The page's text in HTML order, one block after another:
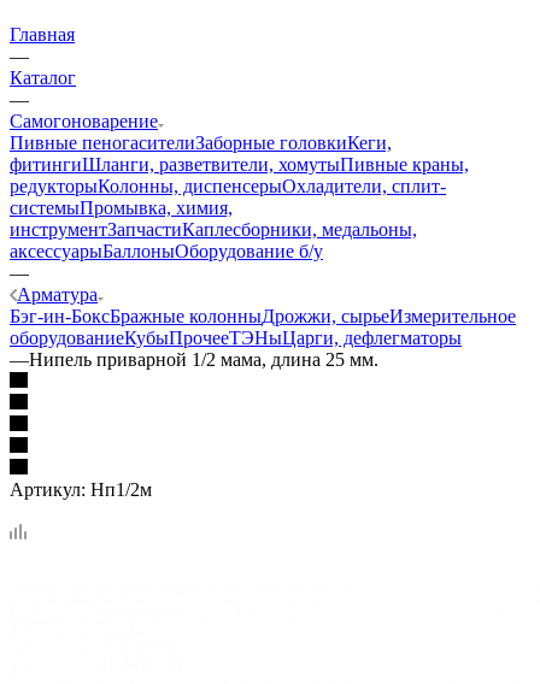
Главная
—
Каталог
—
Самогоноварение
Пивные пеногасителиЗаборные головкиКеги,
фитингиШланги, разветвители, хомутыПивные краны,
редукторыКолонны, диспенсерыОхладители, сплит-
системыПромывка, химия,
инструментЗапчастиКаплесборники, медальоны,
аксессуарыБаллоныОборудование б/у
—
Арматура
Бэг-ин-БоксБражные колонныДрожжи, сырьеИзмерительное
оборудованиеКубыПрочееТЭНыЦарги, дефлегматоры
—Нипель приварной 1/2 мама, длина 25 мм.
Артикул: Нп1/2м